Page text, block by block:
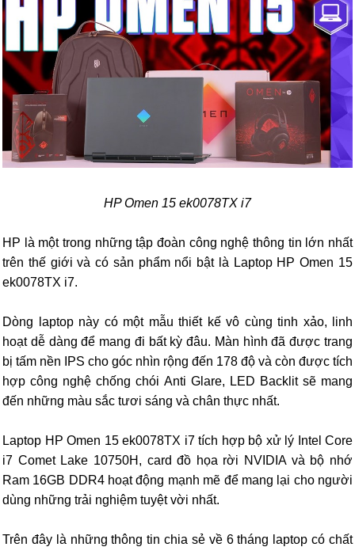
HP Omen 15 ek0078TX i7
HP là một trong những tập đoàn công nghệ thông tin lớn nhất
trên thế giới và có sản phẩm nổi bật là Laptop HP Omen 15
ek0078TX i7.
Dòng laptop này có một mẫu thiết kế vô cùng tinh xảo, linh
hoạt dễ dàng để mang đi bất kỳ đâu. Màn hình đã được trang
bị tấm nền IPS cho góc nhìn rộng đến 178 độ và còn được tích
hợp công nghệ chống chói Anti Glare, LED Backlit sẽ mang
đến những màu sắc tươi sáng và chân thực nhất.
Laptop HP Omen 15 ek0078TX i7 tích hợp bộ xử lý Intel Core
i7 Comet Lake 10750H, card đồ họa rời NVIDIA và bộ nhớ
Ram 16GB DDR4 hoạt động mạnh mẽ để mang lại cho người
dùng những trải nghiệm tuyệt vời nhất.
Trên đây là những thông tin chia sẻ về 6 tháng laptop có chất